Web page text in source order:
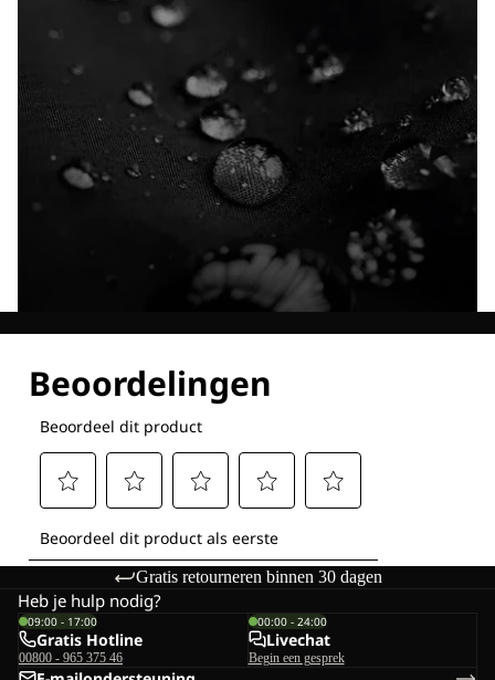
Gratis retourneren binnen 30 dagen
Heb je hulp nodig?
09:00 - 17:00
Gratis Hotline
00800 - 965 375 46
00:00 - 24:00
Livechat
Begin een gesprek